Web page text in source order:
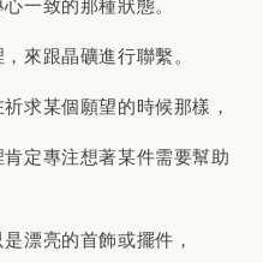
一致的那種狀態。
來跟晶礦進行聯繫。
求某個願望的時候那樣，
定專注想著某件需要幫助
漂亮的首飾或擺件，